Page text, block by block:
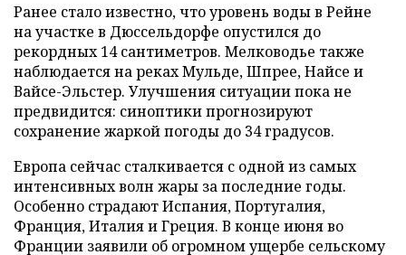
Ранее стало известно, что уровень воды в Рейне
на участке в Дюссельдорфе опустился до
рекордных 14 сантиметров. Мелководье также
наблюдается на реках Мульде, Шпрее, Найсе и
Вайсе-Эльстер. Улучшения ситуации пока не
предвидится: синоптики прогнозируют
сохранение жаркой погоды до 34 градусов.
Европа сейчас сталкивается с одной из самых
интенсивных волн жары за последние годы.
Особенно страдают Испания, Португалия,
Франция, Италия и Греция. В конце июня во
Франции заявили об огромном ущербе сельскому